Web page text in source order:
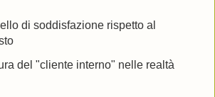
di soddisfazione rispetto al
del "cliente interno" nelle realtà